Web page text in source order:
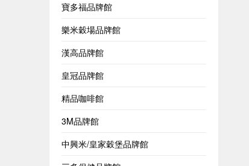
寶多福品牌館
樂米穀場品牌館
漢高品牌館
皇冠品牌館
精品咖啡館
3M品牌館
中興米/皇家穀堡品牌館